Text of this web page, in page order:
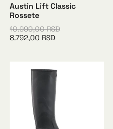
Austin Lift Classic
Rossete
10.990,00RSD
8.792,00 RSD